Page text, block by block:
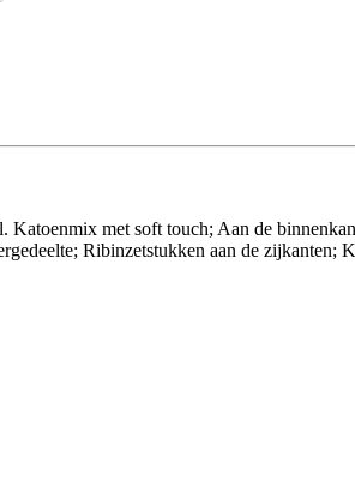
met soft touch; Aan de
Ribinzetstukken aan de